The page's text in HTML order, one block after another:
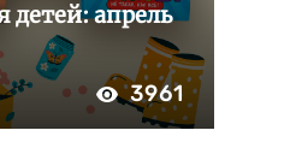
детей: апрель
3961